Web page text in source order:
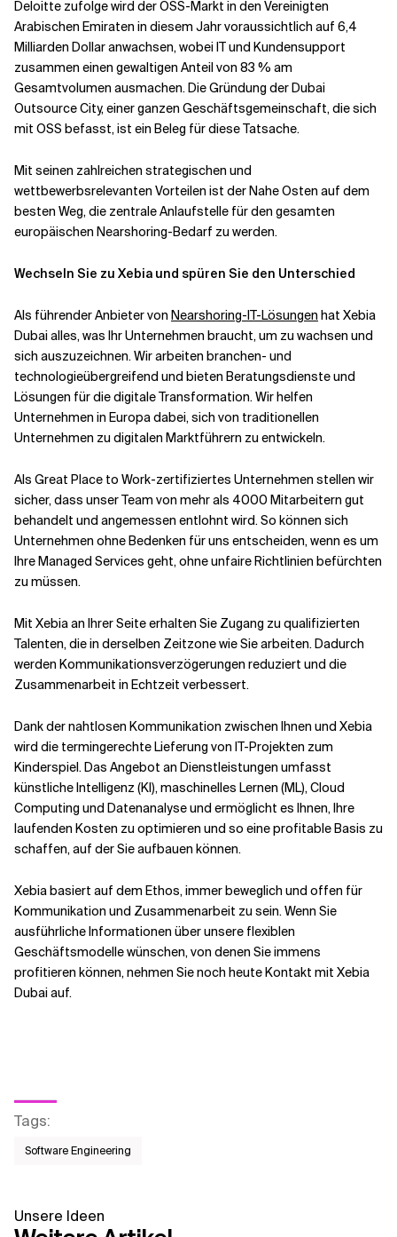
Deloitte zufolge wird der OSS-Markt in den Vereinigten
Arabischen Emiraten in diesem Jahr voraussichtlich auf 6,4
Milliarden Dollar anwachsen, wobei IT und Kundensupport
zusammen einen gewaltigen Anteil von 83 % am
Gesamtvolumen ausmachen. Die Gründung der Dubai
Outsource City, einer ganzen Geschäftsgemeinschaft, die sich
mit OSS befasst, ist ein Beleg für diese Tatsache.
Mit seinen zahlreichen strategischen und
wettbewerbsrelevanten Vorteilen ist der Nahe Osten auf dem
besten Weg, die zentrale Anlaufstelle für den gesamten
europäischen Nearshoring-Bedarf zu werden.
Wechseln Sie zu Xebia und spüren Sie den Unterschied
Als führender Anbieter von Nearshoring-IT-Lösungen hat Xebia
Dubai alles, was Ihr Unternehmen braucht, um zu wachsen und
sich auszuzeichnen. Wir arbeiten branchen- und
technologieübergreifend und bieten Beratungsdienste und
Lösungen für die digitale Transformation. Wir helfen
Unternehmen in Europa dabei, sich von traditionellen
Unternehmen zu digitalen Marktführern zu entwickeln.
Als Great Place to Work-zertifiziertes Unternehmen stellen wir
sicher, dass unser Team von mehr als 4000 Mitarbeitern gut
behandelt und angemessen entlohnt wird. So können sich
Unternehmen ohne Bedenken für uns entscheiden, wenn es um
Ihre Managed Services geht, ohne unfaire Richtlinien befürchten
zu müssen.
Mit Xebia an Ihrer Seite erhalten Sie Zugang zu qualifizierten
Talenten, die in derselben Zeitzone wie Sie arbeiten. Dadurch
werden Kommunikationsverzögerungen reduziert und die
Zusammenarbeit in Echtzeit verbessert.
Dank der nahtlosen Kommunikation zwischen Ihnen und Xebia
wird die termingerechte Lieferung von IT-Projekten zum
Kinderspiel. Das Angebot an Dienstleistungen umfasst
künstliche Intelligenz (KI), maschinelles Lernen (ML), Cloud
Computing und Datenanalyse und ermöglicht es Ihnen, Ihre
laufenden Kosten zu optimieren und so eine profitable Basis zu
schaffen, auf der Sie aufbauen können.
Xebia basiert auf dem Ethos, immer beweglich und offen für
Kommunikation und Zusammenarbeit zu sein. Wenn Sie
ausführliche Informationen über unsere flexiblen
Geschäftsmodelle wünschen, von denen Sie immens
profitieren können, nehmen Sie noch heute Kontakt mit Xebia
Dubai auf.
Tags:
Software Engineering
Unsere Ideen